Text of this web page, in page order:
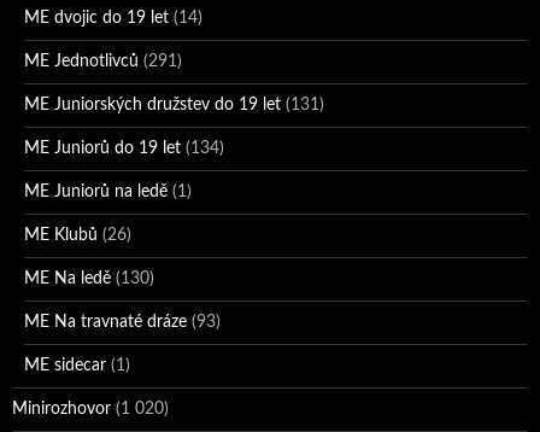
ME dvojic do 19 let (14)
ME Jednotlivců (291)
ME Juniorských družstev do 19 let (131)
ME Juniorů do 19 let (134)
ME Juniorů na ledě (1)
ME Klubů (26)
ME Na ledě (130)
ME Na travnaté dráze (93)
ME sidecar (1)
Minirozhovor (1 020)